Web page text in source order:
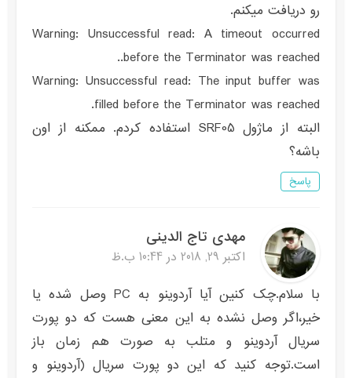
رو دریافت میکنم.
Warning: Unsuccessful read: A timeout occurred
before the Terminator was reached..
Warning: Unsuccessful read: The input buffer was
filled before the Terminator was reached.
البته از ماژول SRF05 استفاده کردم. ممکنه از اون
باشه؟
پاسخ
مهدی تاج الدینی
اکتبر 29, 2018 در 10:44 ب.ظ
با سلام.چک کنین آیا آردوینو به PC وصل شده یا
خیر،اگر وصل نشده به این معنی هست که دو پورت
سریال آردوینو و متلب به صورت هم زمان باز
است.توجه کنید که این دو پورت سریال (آردوینو و